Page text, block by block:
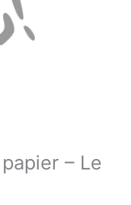
– Le